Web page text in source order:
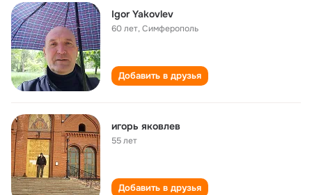
Igor Yakovlev
60 лет,Симферополь
Добавить в друзья
игорь яковлев
55 лет
Добавить в друзья